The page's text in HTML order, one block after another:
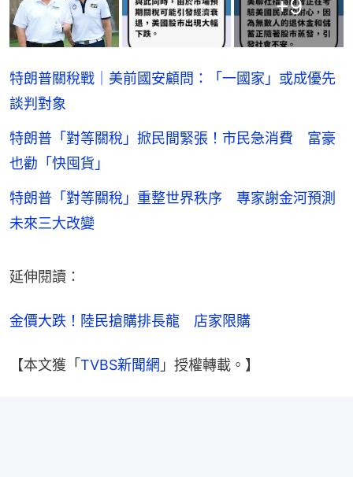
+9
特朗普關稅戰｜美前國安顧問：「一國家」或成優先
談判對象
特朗普「對等關稅」掀民間緊張！市民急消費 富豪
也勸「快囤貨」
特朗普「對等關稅」重整世界秩序 專家謝金河預測
未來三大改變
延伸閱讀：
金價大跌！陸民搶購排長龍　店家限購
【本文獲「 TVBS新聞網 」授權轉載。】